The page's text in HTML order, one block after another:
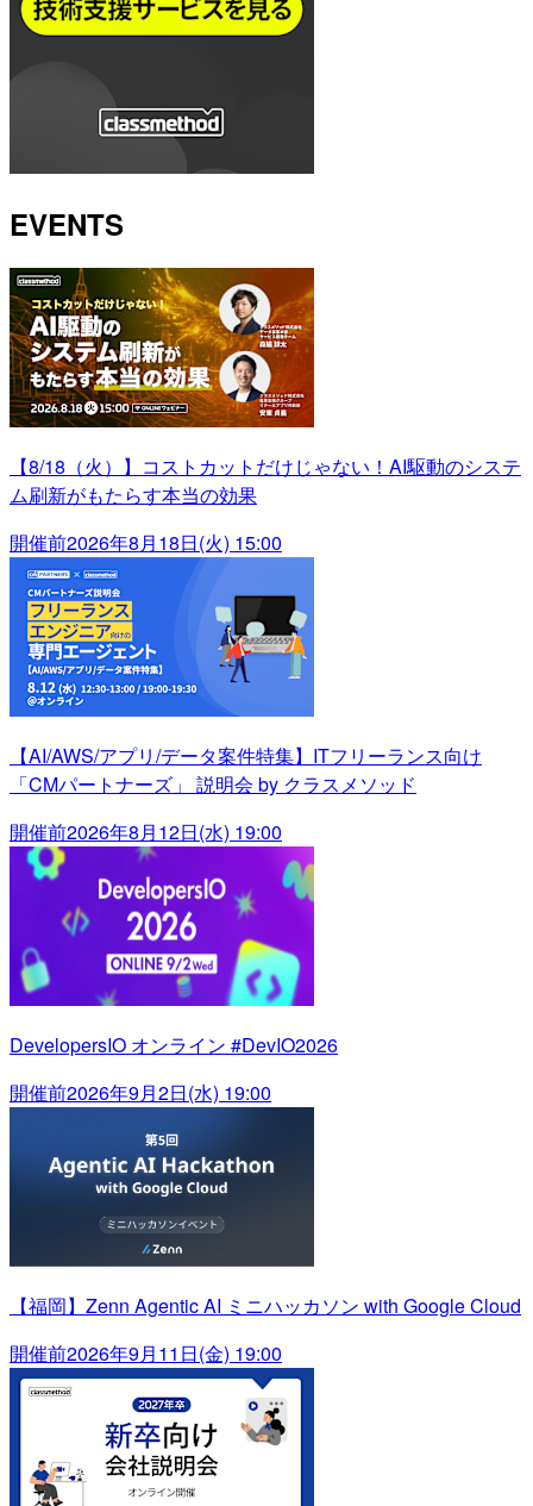
EVENTS
【8/18（火）】コストカットだけじゃない！AI駆動のシステ
ム刷新がもたらす本当の効果
開催前2026年8月18日(火) 15:00
【AI/AWS/アプリ/データ案件特集】ITフリーランス向け
「CMパートナーズ」 説明会 by クラスメソッド
開催前2026年8月12日(水) 19:00
DevelopersIO オンライン #DevIO2026
開催前2026年9月2日(水) 19:00
【福岡】Zenn Agentic AI ミニハッカソン with Google Cloud
開催前2026年9月11日(金) 19:00